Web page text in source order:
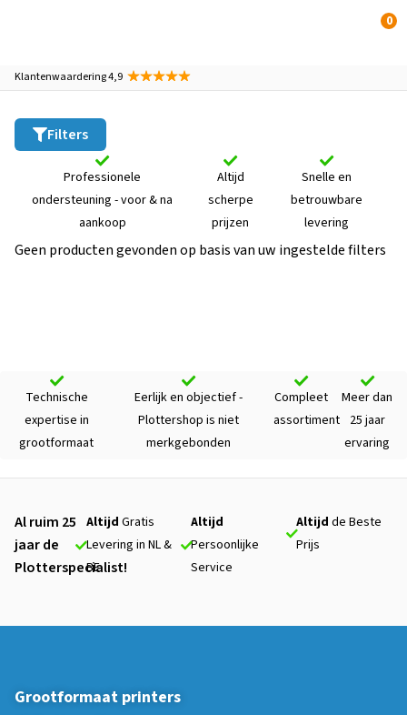
0
Klantenwaardering 4,9
Filters
Professionele
ondersteuning - voor & na
aankoop
Altijd
scherpe
prijzen
Snelle en
betrouwbare
levering
Geen producten gevonden op basis van uw ingestelde filters
Technische
expertise in
grootformaat
Eerlijk en objectief -
Plottershop is niet
merkgebonden
Compleet
assortiment
Meer dan
25 jaar
ervaring
Al ruim 25
jaar de
Plotterspecialist!
Altijd Gratis
Levering in NL &
BE
Altijd
Persoonlijke
Service
Altijdde Beste
Prijs
Grootformaat printers